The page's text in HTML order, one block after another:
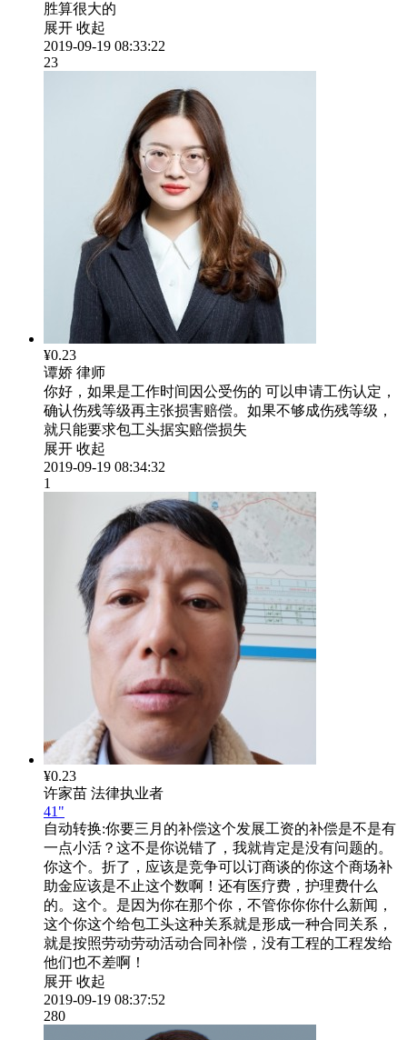
胜算很大的
展开 收起
2019-09-19 08:33:22
23
¥0.23
谭娇 律师
你好，如果是工作时间因公受伤的 可以申请工伤认定，
确认伤残等级再主张损害赔偿。如果不够成伤残等级，
就只能要求包工头据实赔偿损失
展开 收起
2019-09-19 08:34:32
1
¥0.23
许家苗 法律执业者
41"
自动转换:你要三月的补偿这个发展工资的补偿是不是有
一点小活？这不是你说错了，我就肯定是没有问题的。
你这个。折了，应该是竞争可以订商谈的你这个商场补
助金应该是不止这个数啊！还有医疗费，护理费什么
的。这个。是因为你在那个你，不管你你你什么新闻，
这个你这个给包工头这种关系就是形成一种合同关系，
就是按照劳动劳动活动合同补偿，没有工程的工程发给
他们也不差啊！
展开 收起
2019-09-19 08:37:52
280